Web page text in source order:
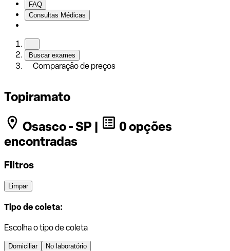
FAQ
Consultas Médicas
Buscar exames
Comparação de preços
Topiramato
Osasco - SP |
0 opções
encontradas
Filtros
Limpar
Tipo de coleta:
Escolha o tipo de coleta
Domiciliar No laboratório